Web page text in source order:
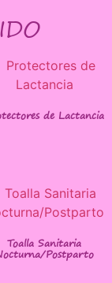
de Lactancia
Toalla Sanitaria
Postparto